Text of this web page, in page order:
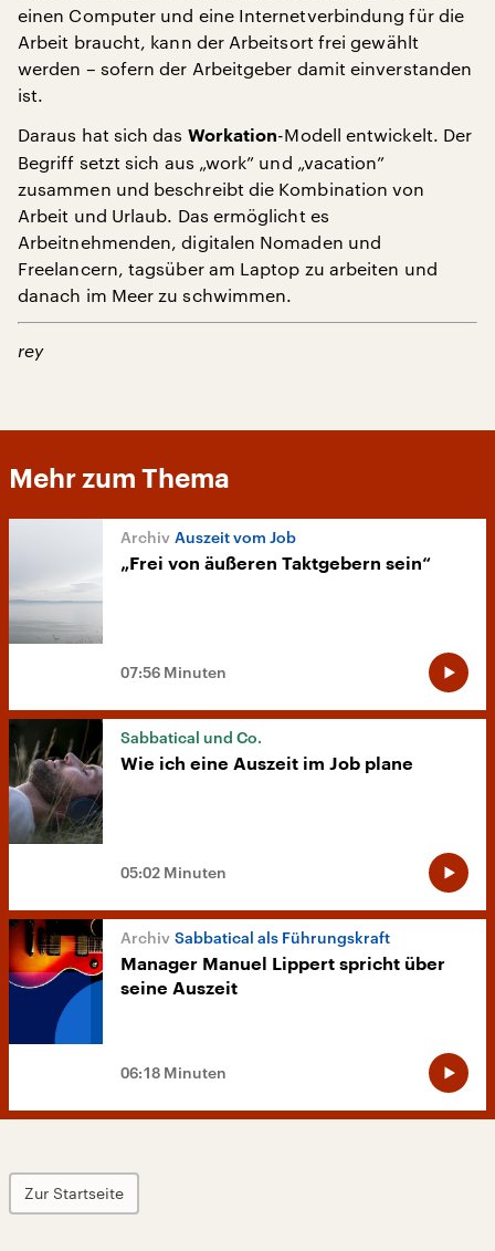
einen Computer und eine Internetverbindung für die
Arbeit braucht, kann der Arbeitsort frei gewählt
werden – sofern der Arbeitgeber damit einverstanden
ist.
Daraus hat sich das Workation-Modell entwickelt. Der
Begriff setzt sich aus „work” und „vacation”
zusammen und beschreibt die Kombination von
Arbeit und Urlaub. Das ermöglicht es
Arbeitnehmenden, digitalen Nomaden und
Freelancern, tagsüber am Laptop zu arbeiten und
danach im Meer zu schwimmen.
rey
Mehr zum Thema
Auszeit vom Job
„Frei von äußeren Taktgebern sein“
07:56 Minuten
Sabbatical und Co.
Wie ich eine Auszeit im Job plane
05:02 Minuten
Sabbatical als Führungskraft
Manager Manuel Lippert spricht über
seine Auszeit
06:18 Minuten
Zur Startseite